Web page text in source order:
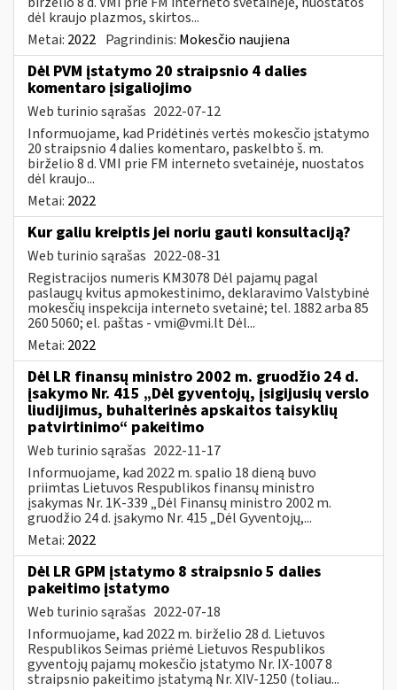
dėl kraujo plazmos, skirtos...
Metai: 2022 Pagrindinis: Mokesčio naujiena
Dėl PVM įstatymo 20 straipsnio 4 dalies
komentaro įsigaliojimo
Web turinio sąrašas 2022-07-12
Informuojame, kad Pridėtinės vertės mokesčio įstatymo
20 straipsnio 4 dalies komentaro, paskelbto š. m.
birželio 8 d. VMI prie FM interneto svetainėje, nuostatos
dėl kraujo...
Metai: 2022
Kur galiu kreiptis jei noriu gauti konsultaciją?
Web turinio sąrašas 2022-08-31
Registracijos numeris KM3078 Dėl pajamų pagal
paslaugų kvitus apmokestinimo, deklaravimo Valstybinė
mokesčių inspekcija interneto svetainė; tel. 1882 arba 85
260 5060; el. paštas -vmi@vmi.ltDėl...
Metai: 2022
Dėl LR finansų ministro 2002 m. gruodžio 24 d.
įsakymo Nr. 415 „Dėl gyventojų, įsigijusių verslo
liudijimus, buhalterinės apskaitos taisyklių
patvirtinimo“ pakeitimo
Web turinio sąrašas 2022-11-17
Informuojame, kad 2022 m. spalio 18 dieną buvo
priimtas Lietuvos Respublikos finansų ministro
įsakymas Nr. 1K-339 „Dėl Finansų ministro 2002 m.
gruodžio 24 d. įsakymo Nr. 415 „Dėl Gyventojų,...
Metai: 2022
Dėl LR GPM įstatymo 8 straipsnio 5 dalies
pakeitimo įstatymo
Web turinio sąrašas 2022-07-18
Informuojame, kad 2022 m. birželio 28 d. Lietuvos
Respublikos Seimas priėmė Lietuvos Respublikos
gyventojų pajamų mokesčio įstatymo Nr. IX-1007 8
straipsnio pakeitimo įstatymą Nr. XIV-1250 (toliau...